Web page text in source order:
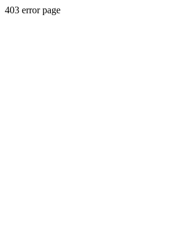
403 error page